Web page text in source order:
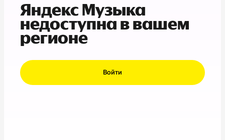
Яндекс Музыка
недоступна в вашем
регионе
Войти